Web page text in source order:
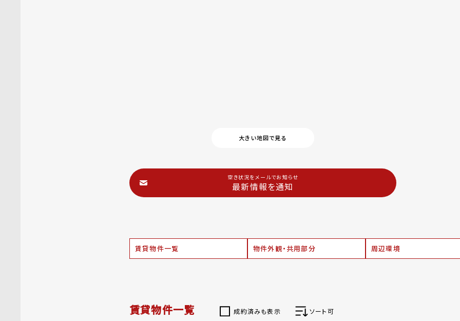
大きい地図で見る
空き状況をメールでお知らせ
最新情報を通知
賃貸物件一覧 物件外観・共用部分 周辺環境
賃貸物件一覧 成約済みも表示 ソート可